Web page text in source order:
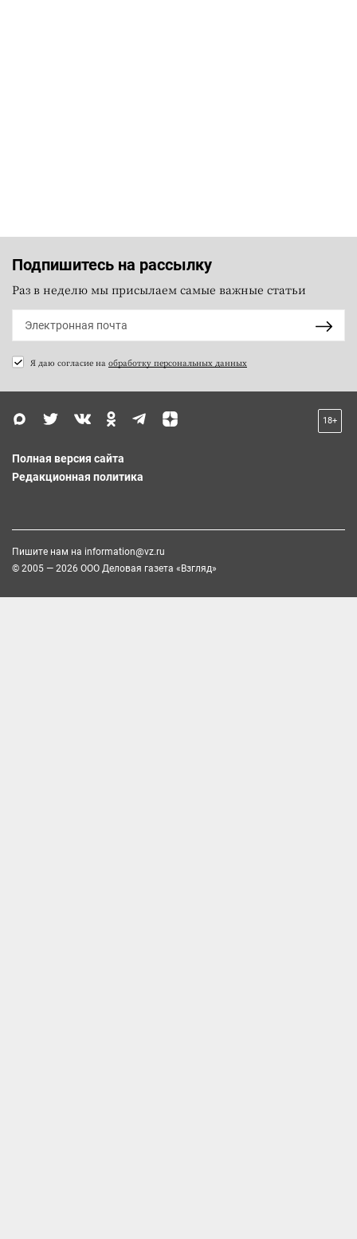
Подпишитесь на рассылку
Раз в неделю мы присылаем самые важные статьи
Я даю согласие на обработку персональных данных
18+
Полная версия сайта
Редакционная политика
Пишите нам на information@vz.ru
© 2005 — 2026 ООО Деловая газета «Взгляд»